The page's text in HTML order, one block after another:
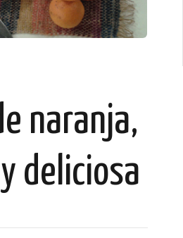
naranja,
deliciosa